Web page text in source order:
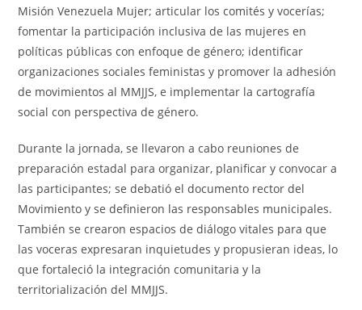
Misión Venezuela Mujer; articular los comités y vocerías;
fomentar la participación inclusiva de las mujeres en
políticas públicas con enfoque de género; identificar
organizaciones sociales feministas y promover la adhesión
de movimientos al MMJJS, e implementar la cartografía
social con perspectiva de género.
Durante la jornada, se llevaron a cabo reuniones de
preparación estadal para organizar, planificar y convocar a
las participantes; se debatió el documento rector del
Movimiento y se definieron las responsables municipales.
También se crearon espacios de diálogo vitales para que
las voceras expresaran inquietudes y propusieran ideas, lo
que fortaleció la integración comunitaria y la
territorialización del MMJJS.